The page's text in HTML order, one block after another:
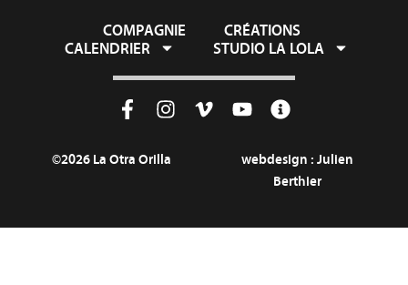
COMPAGNIE
CRÉATIONS
CALENDRIER
STUDIO LA LOLA
©2026 La Otra Orilla webdesign : Julien
Berthier